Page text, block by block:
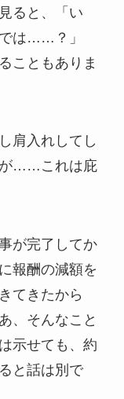
ると、「い
は……？」
こともありま
肩入れしてし
が……これは庇
が完了してか
報酬の減額を
てきたから
、そんなこと
示せても、約
と話は別で